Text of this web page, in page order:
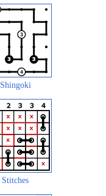
Shingoki
Stitches